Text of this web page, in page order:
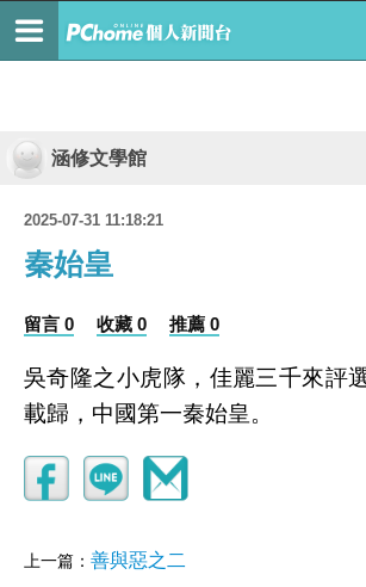
涵修文學館
2025-07-31 11:18:21
秦始皇
留言 0 收藏 0 推薦 0
吳奇隆之小虎隊，佳麗三千來評
載歸，中國第一秦始皇。
上一篇： 善與惡之二